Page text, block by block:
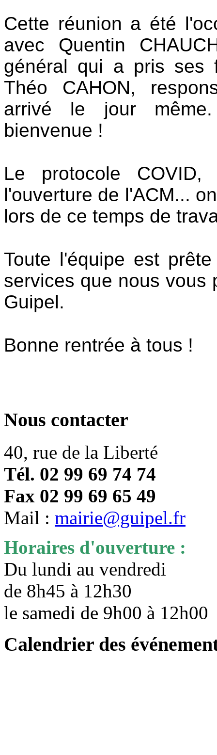
Cette réunion a été
avec Quentin
général qui a pris ses
Théo CAHON,
arrivé le jour
bienvenue !
Le protocole COVID,
l'ouverture de l'ACM...
lors de ce temps de
Toute l'équipe est
services que nous vous
Guipel.
Bonne rentrée à tous !
Nous contacter
40, rue de la Liberté
Tél. 02 99 69 74 74
Fax 02 99 69 65 49
Mail : mairie@guipel.fr
Horaires d'ouverture :
Du lundi au vendredi
de 8h45 à 12h30
le samedi de 9h00 à
Calendrier des